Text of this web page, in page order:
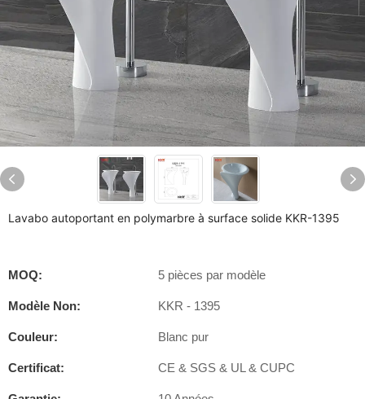
Lavabo autoportant en polymarbre à surface solide KKR-1395
MOQ: 5 pièces par modèle
Modèle Non: KKR - 1395
Couleur: Blanc pur
Certificat: CE & SGS & UL & CUPC